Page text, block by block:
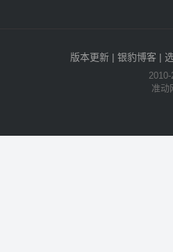
版本更新 | 银豹博客 |
准动